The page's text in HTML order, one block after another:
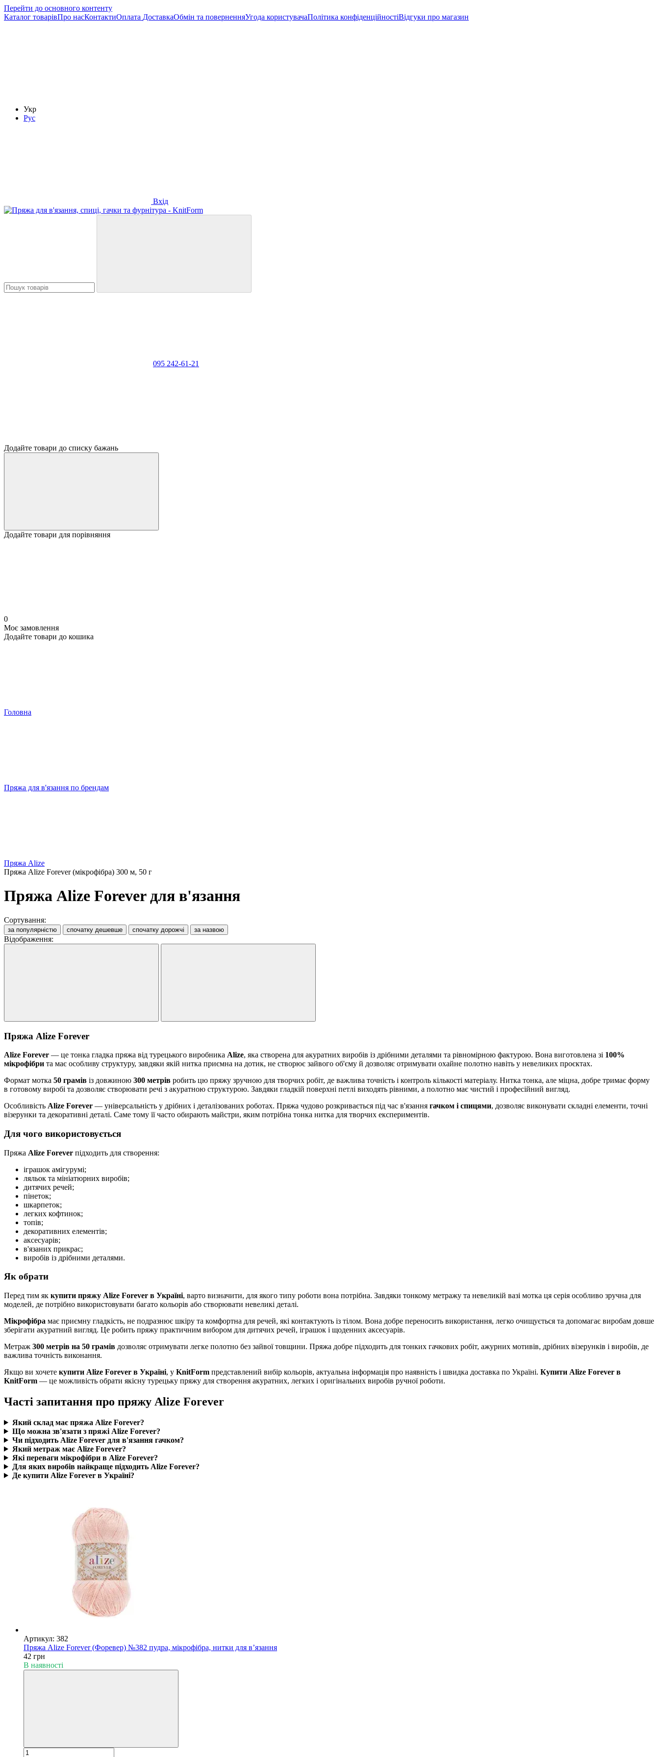
Перейти до основного контенту
Каталог товарівПро насКонтактиОплата ДоставкаОбмін та поверненняУгода користувачаПолітика конфіденційностіВідгуки про магазин
Укр
Рус
Вхід
095 242-61-21
Додайте товари до списку бажань
Додайте товари для порівняння
0
Моє замовлення
Додайте товари до кошика
Головна
Пряжа для в'язання по брендам
Пряжа Alize
Пряжа Alize Forever (мікрофібра) 300 м, 50 г
Пряжа Alize Forever для в'язання
Сортування:
за популярністю спочатку дешевше спочатку дорожчі за назвою
Відображення:
Пряжа Alize Forever
Alize Forever — це тонка гладка пряжа від турецького виробника Alize, яка створена для акуратних виробів із дрібними деталями та рівномірною фактурою. Вона виготовлена зі 100%
мікрофібри та має особливу структуру, завдяки якій нитка приємна на дотик, не створює зайвого об'єму й дозволяє отримувати охайне полотно навіть у невеликих проєктах.
Формат мотка 50 грамів із довжиною 300 метрів робить цю пряжу зручною для творчих робіт, де важлива точність і контроль кількості матеріалу. Нитка тонка, але міцна, добре тримає форму
в готовому виробі та дозволяє створювати речі з акуратною структурою. Завдяки гладкій поверхні петлі виходять рівними, а полотно має чистий і професійний вигляд.
Особливість Alize Forever — універсальність у дрібних і деталізованих роботах. Пряжа чудово розкривається під час в'язання гачком і спицями, дозволяє виконувати складні елементи, точні
візерунки та декоративні деталі. Саме тому її часто обирають майстри, яким потрібна тонка нитка для творчих експериментів.
Для чого використовується
Пряжа Alize Forever підходить для створення:
іграшок амігурумі;
ляльок та мініатюрних виробів;
дитячих речей;
пінеток;
шкарпеток;
легких кофтинок;
топів;
декоративних елементів;
аксесуарів;
в'язаних прикрас;
виробів із дрібними деталями.
Як обрати
Перед тим як купити пряжу Alize Forever в Україні, варто визначити, для якого типу роботи вона потрібна. Завдяки тонкому метражу та невеликій вазі мотка ця серія особливо зручна для
моделей, де потрібно використовувати багато кольорів або створювати невеликі деталі.
Мікрофібра має приємну гладкість, не подразнює шкіру та комфортна для речей, які контактують із тілом. Вона добре переносить використання, легко очищується та допомагає виробам довше
зберігати акуратний вигляд. Це робить пряжу практичним вибором для дитячих речей, іграшок і щоденних аксесуарів.
Метраж 300 метрів на 50 грамів дозволяє отримувати легке полотно без зайвої товщини. Пряжа добре підходить для тонких гачкових робіт, ажурних мотивів, дрібних візерунків і виробів, де
важлива точність виконання.
Якщо ви хочете купити Alize Forever в Україні, у KnitForm представлений вибір кольорів, актуальна інформація про наявність і швидка доставка по Україні. Купити Alize Forever в
KnitForm — це можливість обрати якісну турецьку пряжу для створення акуратних, легких і оригінальних виробів ручної роботи.
Часті запитання про пряжу Alize Forever
Який склад має пряжа Alize Forever?
Що можна зв'язати з пряжі Alize Forever?
Чи підходить Alize Forever для в'язання гачком?
Який метраж має Alize Forever?
Які переваги мікрофібри в Alize Forever?
Для яких виробів найкраще підходить Alize Forever?
Де купити Alize Forever в Україні?
Артикул: 382
Пряжа Alize Forever (Форевер) №382 пудра, мікрофібра, нитки для в’язання
42 грн
В наявності